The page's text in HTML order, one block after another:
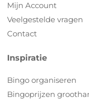
Mijn Account
Veelgestelde vragen
Contact
Inspiratie
Bingo organiseren
Bingoprijzen